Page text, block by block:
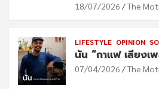
18/07/2026 The
LIFESTYLE OPINION
นัน “กาแฟ เสียงเ
07/04/2026 The